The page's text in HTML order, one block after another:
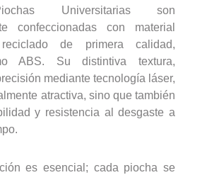
Universitarias son
confeccionadas con material
reciclado de primera calidad,
ABS. Su distintiva textura,
mediante tecnología láser,
atractiva, sino que también
y resistencia al desgaste a
es esencial; cada piocha se